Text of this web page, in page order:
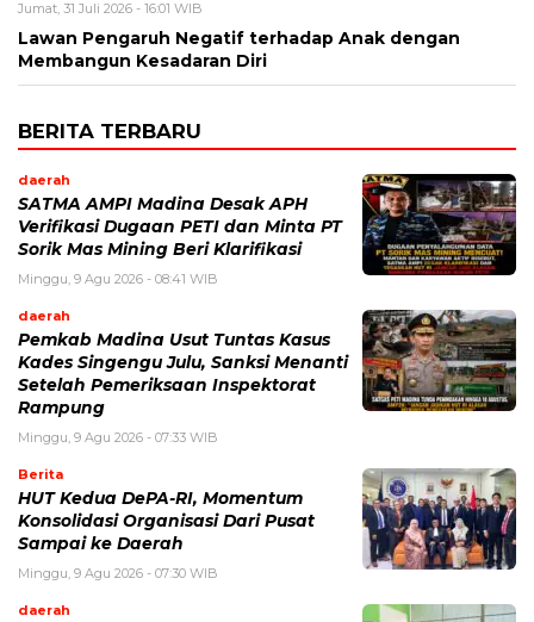
Jumat, 31 Juli 2026 - 16:01 WIB
Lawan Pengaruh Negatif terhadap Anak dengan
Membangun Kesadaran Diri
BERITA TERBARU
daerah
SATMA AMPI Madina Desak APH
Verifikasi Dugaan PETI dan Minta PT
Sorik Mas Mining Beri Klarifikasi
Minggu, 9 Agu 2026 - 08:41 WIB
daerah
Pemkab Madina Usut Tuntas Kasus
Kades Singengu Julu, Sanksi Menanti
Setelah Pemeriksaan Inspektorat
Rampung
Minggu, 9 Agu 2026 - 07:33 WIB
Berita
HUT Kedua DePA-RI, Momentum
Konsolidasi Organisasi Dari Pusat
Sampai ke Daerah
Minggu, 9 Agu 2026 - 07:30 WIB
daerah